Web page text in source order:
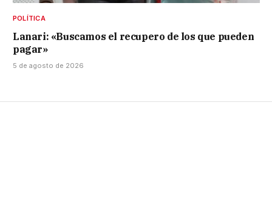
POLÍTICA
Lanari: «Buscamos el recupero de los que pueden
pagar»
5 de agosto de 2026